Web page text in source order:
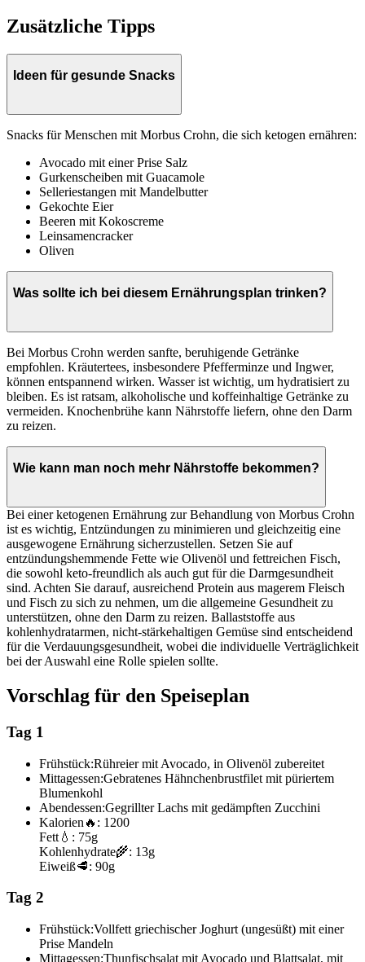
Zusätzliche Tipps
Ideen für gesunde Snacks
Snacks für Menschen mit Morbus Crohn, die sich ketogen ernähren:
Avocado mit einer Prise Salz
Gurkenscheiben mit Guacamole
Selleriestangen mit Mandelbutter
Gekochte Eier
Beeren mit Kokoscreme
Leinsamencracker
Oliven
Was sollte ich bei diesem Ernährungsplan trinken?
Bei Morbus Crohn werden sanfte, beruhigende Getränke
empfohlen. Kräutertees, insbesondere Pfefferminze und Ingwer,
können entspannend wirken. Wasser ist wichtig, um hydratisiert zu
bleiben. Es ist ratsam, alkoholische und koffeinhaltige Getränke zu
vermeiden. Knochenbrühe kann Nährstoffe liefern, ohne den Darm
zu reizen.
Wie kann man noch mehr Nährstoffe bekommen?
Bei einer ketogenen Ernährung zur Behandlung von Morbus Crohn
ist es wichtig, Entzündungen zu minimieren und gleichzeitig eine
ausgewogene Ernährung sicherzustellen. Setzen Sie auf
entzündungshemmende Fette wie Olivenöl und fettreichen Fisch,
die sowohl keto-freundlich als auch gut für die Darmgesundheit
sind. Achten Sie darauf, ausreichend Protein aus magerem Fleisch
und Fisch zu sich zu nehmen, um die allgemeine Gesundheit zu
unterstützen, ohne den Darm zu reizen. Ballaststoffe aus
kohlenhydratarmen, nicht-stärkehaltigen Gemüse sind entscheidend
für die Verdauungsgesundheit, wobei die individuelle Verträglichkeit
bei der Auswahl eine Rolle spielen sollte.
Vorschlag für den Speiseplan
Tag 1
Frühstück:Rühreier mit Avocado, in Olivenöl zubereitet
Mittagessen:Gebratenes Hähnchenbrustfilet mit püriertem
Blumenkohl
Abendessen:Gegrillter Lachs mit gedämpften Zucchini
Kalorien 🔥: 1200
Fett 💧: 75g
Kohlenhydrate🌾: 13g
Eiweiß🥩: 90g
Tag 2
Frühstück:Vollfett griechischer Joghurt (ungesüßt) mit einer
Prise Mandeln
Mittagessen:Thunfischsalat mit Avocado und Blattsalat, mit